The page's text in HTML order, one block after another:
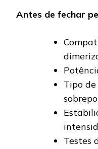
Antes de fechar
Tipo
Testes